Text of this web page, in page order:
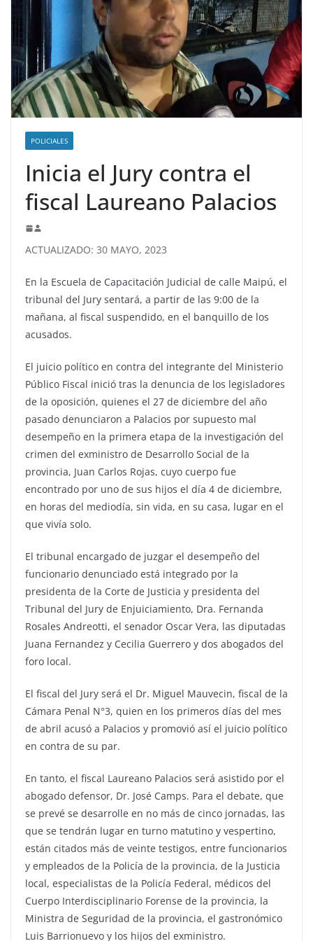
POLICIALES
Inicia el Jury contra el
fiscal Laureano Palacios
ACTUALIZADO: 30 MAYO, 2023
En la Escuela de Capacitación Judicial de calle Maipú, el
tribunal del Jury sentará, a partir de las 9:00 de la
mañana, al fiscal suspendido, en el banquillo de los
acusados.
El juicio político en contra del integrante del Ministerio
Público Fiscal inició tras la denuncia de los legisladores
de la oposición, quienes el 27 de diciembre del año
pasado denunciaron a Palacios por supuesto mal
desempeño en la primera etapa de la investigación del
crimen del exministro de Desarrollo Social de la
provincia, Juan Carlos Rojas, cuyo cuerpo fue
encontrado por uno de sus hijos el día 4 de diciembre,
en horas del mediodía, sin vida, en su casa, lugar en el
que vivía solo.
El tribunal encargado de juzgar el desempeño del
funcionario denunciado está integrado por la
presidenta de la Corte de Justicia y presidenta del
Tribunal del Jury de Enjuiciamiento, Dra. Fernanda
Rosales Andreotti, el senador Oscar Vera, las diputadas
Juana Fernandez y Cecilia Guerrero y dos abogados del
foro local.
El fiscal del Jury será el Dr. Miguel Mauvecin, fiscal de la
Cámara Penal N°3, quien en los primeros días del mes
de abril acusó a Palacios y promovió así el juicio político
en contra de su par.
En tanto, el fiscal Laureano Palacios será asistido por el
abogado defensor, Dr. José Camps. Para el debate, que
se prevé se desarrolle en no más de cinco jornadas, las
que se tendrán lugar en turno matutino y vespertino,
están citados más de veinte testigos, entre funcionarios
y empleados de la Policía de la provincia, de la Justicia
local, especialistas de la Policía Federal, médicos del
Cuerpo Interdisciplinario Forense de la provincia, la
Ministra de Seguridad de la provincia, el gastronómico
Luis Barrionuevo y los hijos del exministro.